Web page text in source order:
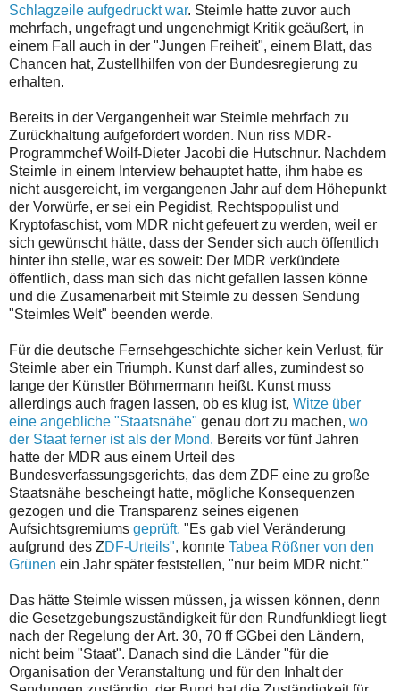
Schlagzeile aufgedruckt war. Steimle hatte zuvor auch
mehrfach, ungefragt und ungenehmigt Kritik geäußert, in
einem Fall auch in der "Jungen Freiheit", einem Blatt, das
Chancen hat, Zustellhilfen von der Bundesregierung zu
erhalten.
Bereits in der Vergangenheit war Steimle mehrfach zu
Zurückhaltung aufgefordert worden. Nun riss MDR-
Programmchef Woilf-Dieter Jacobi die Hutschnur. Nachdem
Steimle in einem Interview behauptet hatte, ihm habe es
nicht ausgereicht, im vergangenen Jahr auf dem Höhepunkt
der Vorwürfe, er sei ein Pegidist, Rechtspopulist und
Kryptofaschist, vom MDR nicht gefeuert zu werden, weil er
sich gewünscht hätte, dass der Sender sich auch öffentlich
hinter ihn stelle, war es soweit: Der MDR verkündete
öffentlich, dass man sich das nicht gefallen lassen könne
und die Zusamenarbeit mit Steimle zu dessen Sendung
"Steimles Welt" beenden werde.
Für die deutsche Fernsehgeschichte sicher kein Verlust, für
Steimle aber ein Triumph. Kunst darf alles, zumindest so
lange der Künstler Böhmermann heißt. Kunst muss
allerdings auch fragen lassen, ob es klug ist, Witze über
eine angebliche "Staatsnähe" genau dort zu machen, wo
der Staat ferner ist als der Mond. Bereits vor fünf Jahren
hatte der MDR aus einem Urteil des
Bundesverfassungsgerichts, das dem ZDF eine zu große
Staatsnähe bescheingt hatte, mögliche Konsequenzen
gezogen und die Transparenz seines eigenen
Aufsichtsgremiums geprüft. "Es gab viel Veränderung
aufgrund des ZDF-Urteils", konnte Tabea Rößner von den
Grünen ein Jahr später feststellen, "nur beim MDR nicht."
Das hätte Steimle wissen müssen, ja wissen können, denn
die Gesetzgebungszuständigkeit für den Rundfunkliegt liegt
nach der Regelung der Art. 30, 70 ff GGbei den Ländern,
nicht beim "Staat". Danach sind die Länder "für die
Organisation der Veranstaltung und für den Inhalt der